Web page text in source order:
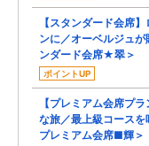
【スタンダード会席
ンに／オーベルジュ
ンダード会席★翠＞
ポイントUP
【プレミアム会席プ
な旅／最上級コースを
プレミアム会席■輝＞